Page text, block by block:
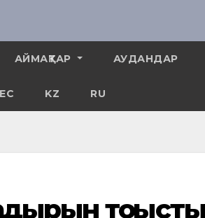
АЙМАҚТАР АУДАНДАР
KZ RU